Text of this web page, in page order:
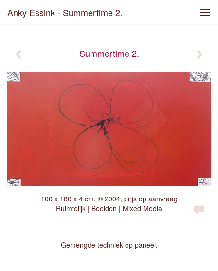
Anky Essink - Summertime 2.
Summertime 2.
100 x 180 x 4 cm, © 2004, prijs op aanvraag
Ruimtelijk | Beelden | Mixed Media
Gemengde techniek op paneel.